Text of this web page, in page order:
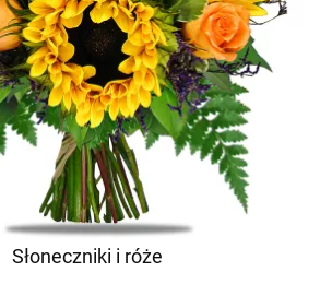
Słoneczniki i róże